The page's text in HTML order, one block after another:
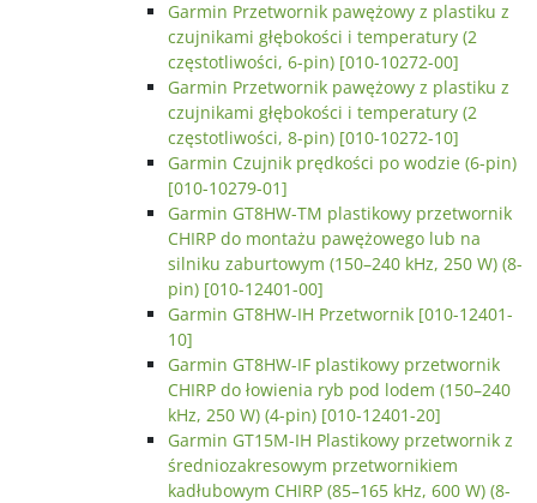
Garmin Przetwornik pawężowy z plastiku z
czujnikami głębokości i temperatury (2
częstotliwości, 6-pin) [010-10272-00]
Garmin Przetwornik pawężowy z plastiku z
czujnikami głębokości i temperatury (2
częstotliwości, 8-pin) [010-10272-10]
Garmin Czujnik prędkości po wodzie (6-pin)
[010-10279-01]
Garmin GT8HW-TM plastikowy przetwornik
CHIRP do montażu pawężowego lub na
silniku zaburtowym (150–240 kHz, 250 W) (8-
pin) [010-12401-00]
Garmin GT8HW-IH Przetwornik [010-12401-
10]
Garmin GT8HW-IF plastikowy przetwornik
CHIRP do łowienia ryb pod lodem (150–240
kHz, 250 W) (4-pin) [010-12401-20]
Garmin GT15M-IH Plastikowy przetwornik z
średniozakresowym przetwornikiem
kadłubowym CHIRP (85–165 kHz, 600 W) (8-